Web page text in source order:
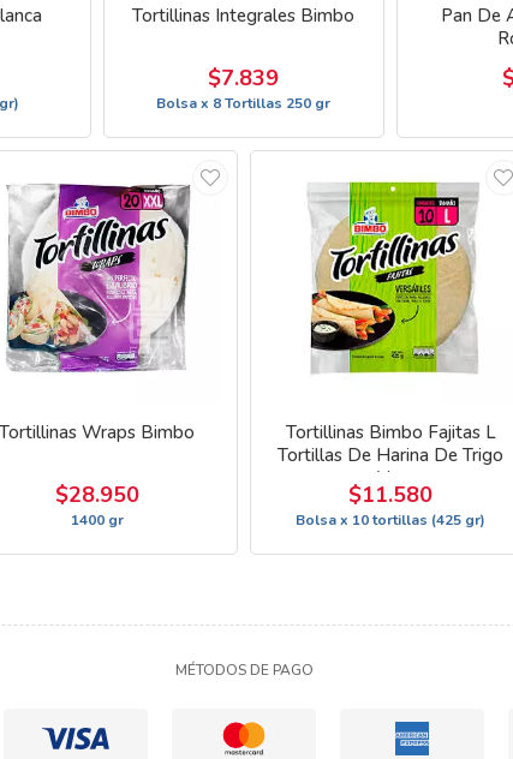
Tortillinas Integrales Bimbo
$7.839
Bolsa x 8 Tortillas 250 gr
Pan De
Tortillinas Wraps Bimbo
$28.950
1400 gr
Tortillinas Bimbo Fajitas L
Tortillas De Harina De Trigo
Ver
$11.580
Bolsa x 10 tortillas (425 gr)
MÉTODOS DE PAGO